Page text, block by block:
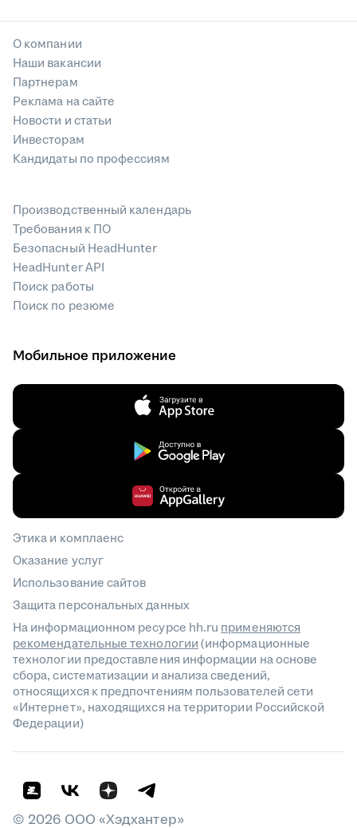
О компании
Наши вакансии
Партнерам
Реклама на сайте
Новости и статьи
Инвесторам
Кандидаты по профессиям
Производственный календарь
Требования к ПО
Безопасный HeadHunter
HeadHunter API
Поиск работы
Поиск по резюме
Мобильное приложение
Этика и комплаенс
Оказание услуг
Использование сайтов
Защита персональных данных
На информационном ресурсе hh.ru применяются
рекомендательные технологии(информационные
технологии предоставления информации на основе
сбора, систематизации и анализа сведений,
относящихся к предпочтениям пользователей сети
«Интернет», находящихся на территории Российской
Федерации)
© 2026 ООО «Хэдхантер»